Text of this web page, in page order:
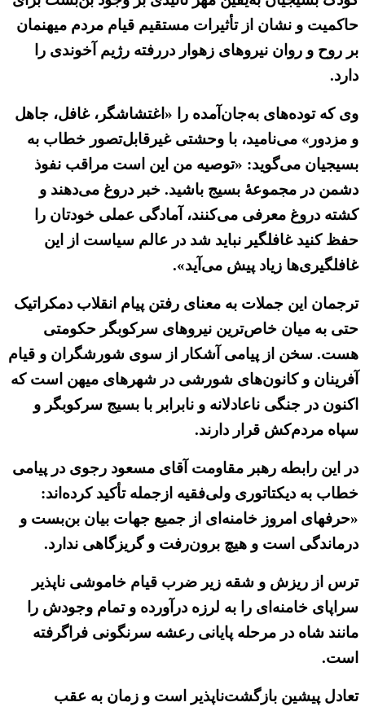
حاکمیت و نشان از تأثیرات مستقیم قیام مردم میهنمان
بر روح و روان نیروهای زهوار در‌رفته رژیم آخوندی را
دارد.
وی که توده‌های به‌جان‌آمده را «اغتشاشگر، غافل، جاهل
و مزدور» می‌نامید، با وحشتی غیرقابل‌تصور خطاب به
بسیجیان می‌گوید: «توصیه من این است مراقب نفوذ
دشمن در مجموعهٔ بسیج باشید. خبر دروغ می‌دهند و
کشته دروغ معرفی می‌کنند، آمادگی عملی خودتان را
حفظ کنید غافلگیر نباید شد در عالم سیاست از این
غافلگیری‌ها زیاد پیش می‌آید».
ترجمان این جملات به معنای رفتن پیام انقلاب دمکراتیک
حتی به میان خاص‌ترین نیروهای سرکوبگر حکومتی
هست. سخن از پیامی آشکار از سوی شورشگران و قیام
آفرینان و کانون‌های شورشی در شهرهای میهن است که
اکنون در جنگی ناعادلانه و نابرابر با بسیج سرکوبگر و
سپاه مردم‌کش قرار دارند.
در این رابطه رهبر مقاومت آقای مسعود رجوی در پیامی
خطاب به دیکتاتوری ولی‌فقیه ازجمله تأکید کرده‌اند:
«حرفهای امروز خامنه‌ای از جمیع جهات بیان بن‌بست و
درماندگی است و هیچ برون‌رفت و گریزگاهی ندارد.
ترس از ریزش و شقه زیر ضرب قیام خاموشی ناپذیر
سراپای خامنه‌ای را به لرزه درآورده و تمام وجودش را
مانند شاه در مرحله پایانی رعشه سرنگونی فراگرفته
است.
تعادل پیشین بازگشت‌ناپذیر است و زمان به عقب